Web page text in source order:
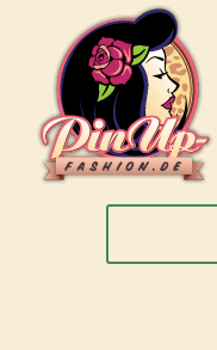
springen